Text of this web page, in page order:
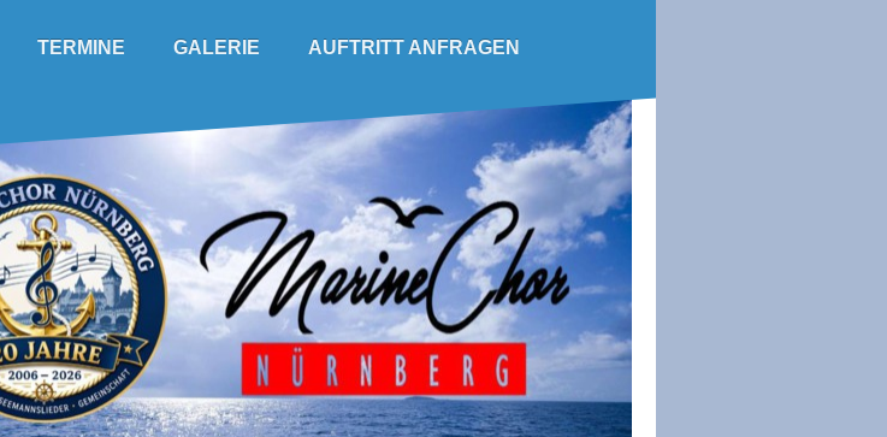
TERMINE GALERIE AUFTRITT ANFRAGEN